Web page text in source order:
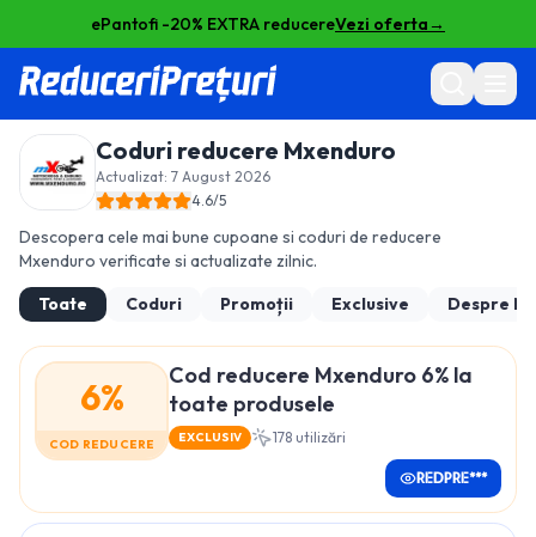
ePantofi -20% EXTRA reducereVezi oferta→
Coduri reducere Mxenduro
Actualizat: 7 August 2026
4.6/5
Descopera cele mai bune cupoane si coduri de reducere
Mxenduro verificate si actualizate zilnic.
Toate
Coduri Promoții Exclusive Despre
6%
COD REDUCERE
Cod reducere Mxenduro 6% la
toate produsele
EXCLUSIV 178 utilizări
REDPRE***